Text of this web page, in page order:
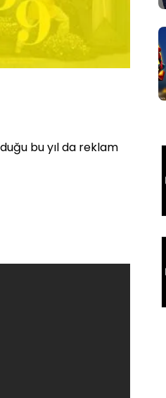
bu yıl da reklam